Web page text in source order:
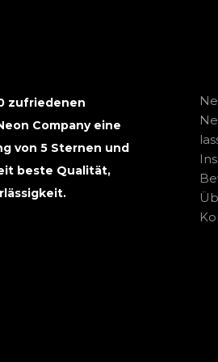
zufriedenen
Company eine
von 5 Sternen und
beste Qualität,